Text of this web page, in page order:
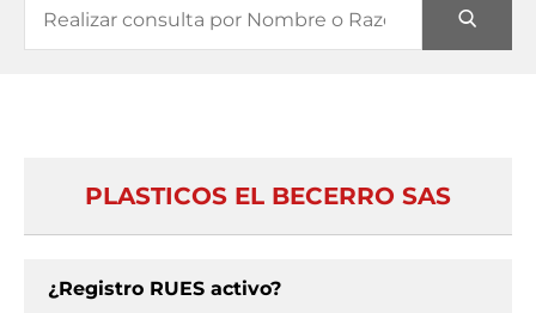
PLASTICOS EL BECERRO SAS
¿Registro RUES activo?